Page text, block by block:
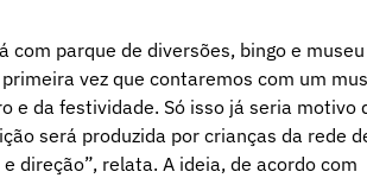
com parque de diversões, bingo e museu
vez que contaremos com um
e da festividade. Só isso já seria motivo
será produzida por crianças da rede
direção”, relata. A ideia, de acordo com